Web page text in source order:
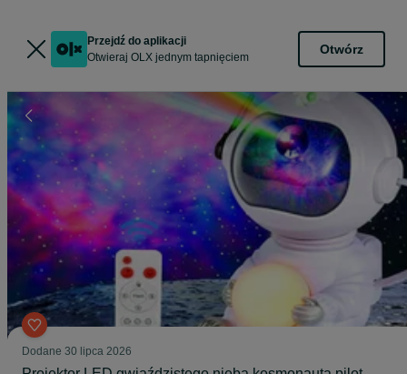
Przejdź do aplikacji
Otwieraj OLX jednym tapnięciem
Otwórz
Dodane 30 lipca 2026